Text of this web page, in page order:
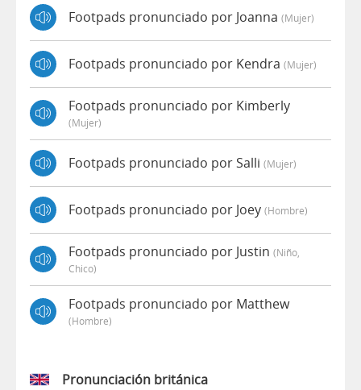
Footpads pronunciado por Joanna (mujer)
Footpads pronunciado por Kendra (mujer)
Footpads pronunciado por Kimberly
(mujer)
Footpads pronunciado por Salli (mujer)
Footpads pronunciado por Joey (hombre)
Footpads pronunciado por Justin (niño,
Chico)
Footpads pronunciado por Matthew
(hombre)
Pronunciación británica